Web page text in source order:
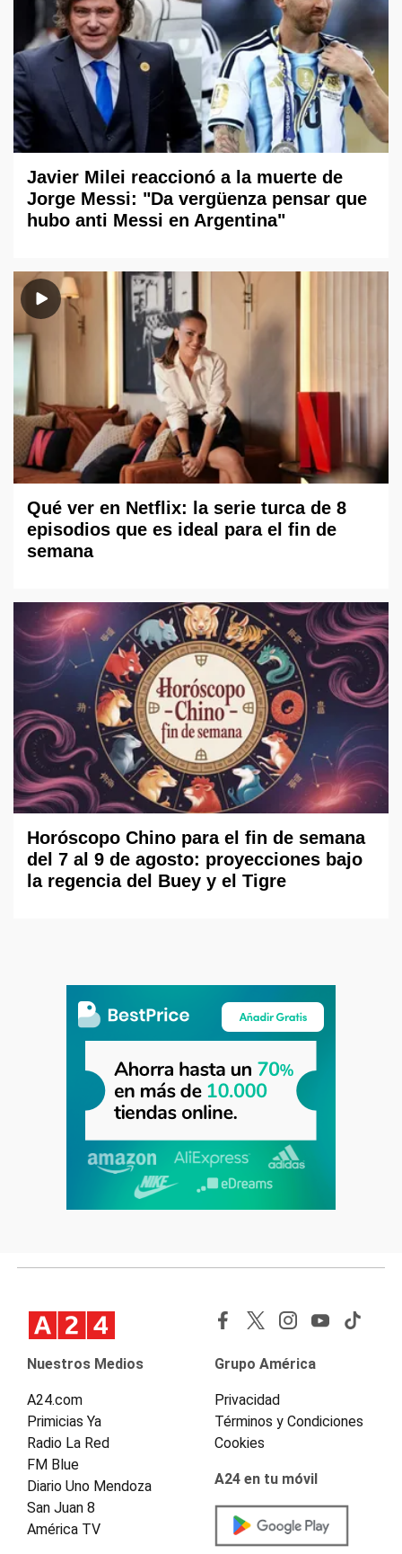
Javier Milei reaccionó a la muerte de
Jorge Messi: "Da vergüenza pensar que
hubo anti Messi en Argentina"
Qué ver en Netflix: la serie turca de 8
episodios que es ideal para el fin de
semana
Horóscopo Chino para el fin de semana
del 7 al 9 de agosto: proyecciones bajo
la regencia del Buey y el Tigre
Nuestros Medios
A24.com
Primicias Ya
Radio La Red
FM Blue
Diario Uno Mendoza
San Juan 8
América TV
Grupo América
Privacidad
Términos y Condiciones
Cookies
A24 en tu móvil